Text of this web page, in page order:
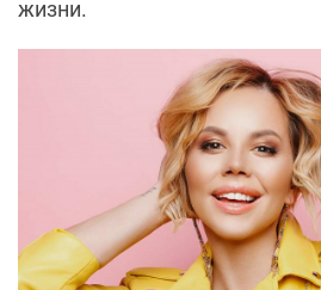
жизни.